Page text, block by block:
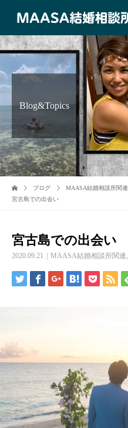
Blog&Topics
ブログ MAASA結婚相談所関連
宮古島での出会い
宮古島での出会い
2020.09.21 MAASA結婚相談所関連,